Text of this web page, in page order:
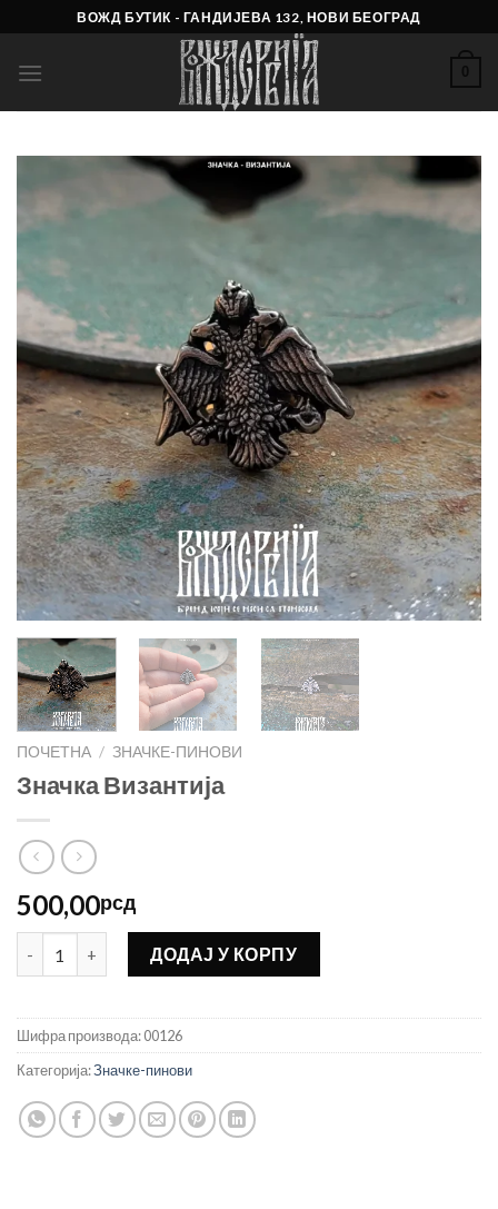
to
content
ВОЖД БУТИК - ГАНДИЈЕВА 132, НОВИ БЕОГРАД
0
ПОЧЕТНА / ЗНАЧКЕ-ПИНОВИ
Значка Византија
500,00рсд
Значка Византија количина
ДОДАЈ У КОРПУ
Шифра производа:00126
Категорија:Значке-пинови